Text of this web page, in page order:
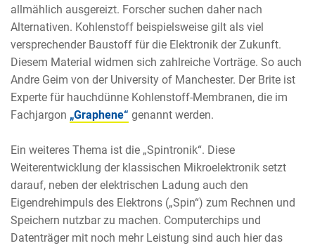
allmählich ausgereizt. Forscher suchen daher nach
Alternativen. Kohlenstoff beispielsweise gilt als viel
versprechender Baustoff für die Elektronik der Zukunft.
Diesem Material widmen sich zahlreiche Vorträge. So auch
Andre Geim von der University of Manchester. Der Brite ist
Experte für hauchdünne Kohlenstoff-Membranen, die im
Fachjargon „Graphene“ genannt werden.
Ein weiteres Thema ist die „Spintronik“. Diese
Weiterentwicklung der klassischen Mikroelektronik setzt
darauf, neben der elektrischen Ladung auch den
Eigendrehimpuls des Elektrons („Spin“) zum Rechnen und
Speichern nutzbar zu machen. Computerchips und
Datenträger mit noch mehr Leistung sind auch hier das